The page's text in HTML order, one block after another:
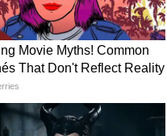
के लिए सबसे बड़ा
चड्ढा और अशोक मित्तल